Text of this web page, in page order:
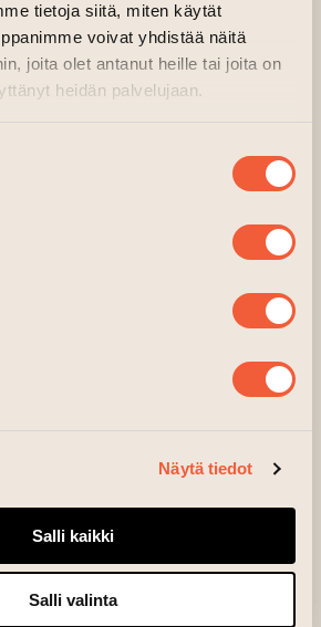
tietoja siitä, miten käytät
voivat yhdistää näitä
joita olet antanut heille tai joita on
heidän palvelujaan.
Näytä tiedot
Salli kaikki
Salli valinta
on todella ansainnut
Hän oli mukana jopa
1971. Yhdessä
kanssa hänellä oli
luvun loppupuolella, kuten
’Buzz Buzz A Diddle It’,
Of You’ ja ’Midnight
on yksi viimeisiä todellisia
Hän ei ole langennut
& rollia. .
joka on komean
80-luvulta lähtien. Hän
monien huippu artistien
ja Imelda May kanssa..
myös edesmenneen,
Vincentin fanituksesta, ja